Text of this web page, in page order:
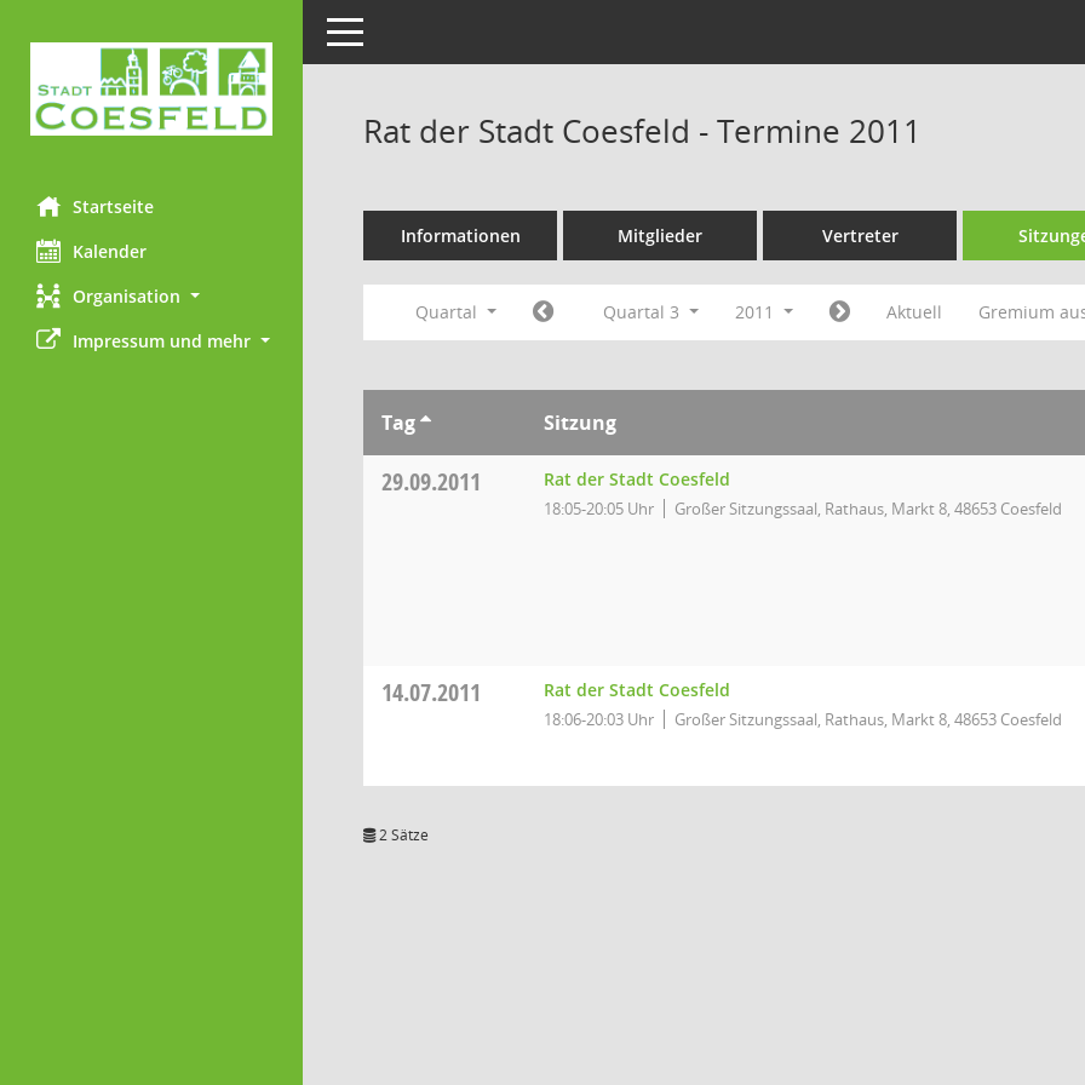
Startseite
Kalender
Organisation
Impressum und mehr
Toggle navigation
Rat der Stadt Coesfeld - Termine 2011
Informationen Mitglieder Vertreter
Quartal Quartal 3 2011 Aktuell Gremium
Tag Sitzung
29.09.2011 Rat der Stadt Coesfeld
18:05-20:05 Uhr Großer Sitzungssaal, Rathaus, Markt 8, 48653 Coesfeld
14.07.2011 Rat der Stadt Coesfeld
18:06-20:03 Uhr Großer Sitzungssaal, Rathaus, Markt 8, 48653 Coesfeld
2 Sätze